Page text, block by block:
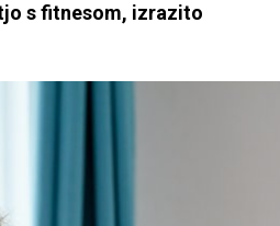
s fitnesom, izrazito